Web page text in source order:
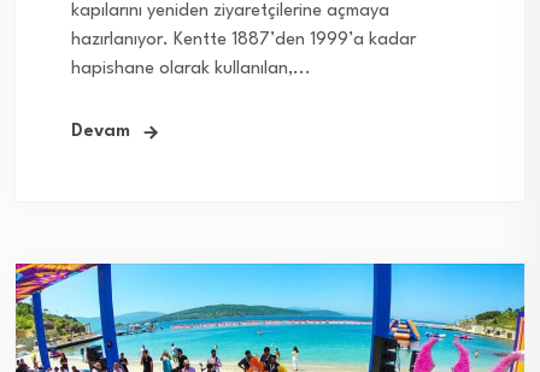
kapılarını yeniden ziyaretçilerine açmaya
hazırlanıyor. Kentte 1887’den 1999’a kadar
hapishane olarak kullanılan,...
Devam